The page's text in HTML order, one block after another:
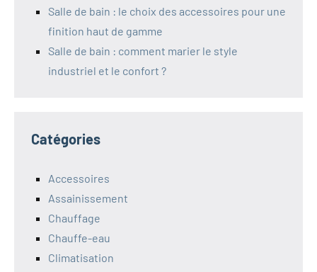
Salle de bain : le choix des accessoires pour une
finition haut de gamme
Salle de bain : comment marier le style
industriel et le confort ?
Catégories
Accessoires
Assainissement
Chauffage
Chauffe-eau
Climatisation